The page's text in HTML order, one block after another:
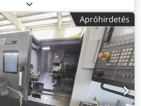
210 mm, orsófordulatszám (max.):
7 000 kg, Felszereltség:
fordulatszám
, Max. : 210 mm Bench
mm Max. Machinable length: 700
mm Stroke against spindle (W-
° Fast X / Z: 30/32 m / min Main
Engine: 11 / 7,5 kw 2 turrets: 12
2700 x 2000 x 1980 mm
kg Equipment : Dodpfx Aezhwnroc
Apróhirdetés